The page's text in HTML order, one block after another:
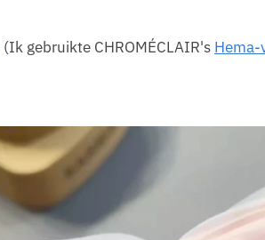
(Ik gebruikte CHROMÉCLAIR's Hema-